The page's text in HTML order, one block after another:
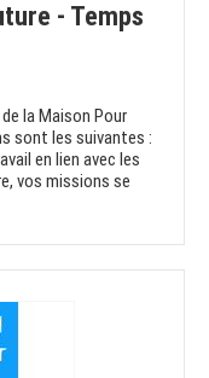
- Temps
la Maison Pour
sont les suivantes :
en lien avec les
vos missions se